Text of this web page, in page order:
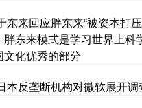
东来回应胖东来“被资本打
胖东来模式是学习世界上科
化优秀的部分
本反垄断机构对微软展开调